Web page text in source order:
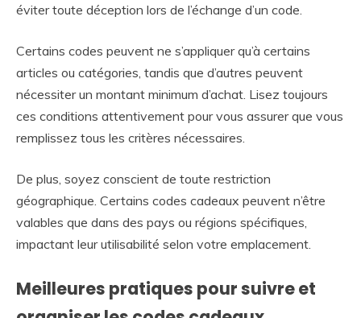
éviter toute déception lors de l’échange d’un code.
Certains codes peuvent ne s’appliquer qu’à certains
articles ou catégories, tandis que d’autres peuvent
nécessiter un montant minimum d’achat. Lisez toujours
ces conditions attentivement pour vous assurer que vous
remplissez tous les critères nécessaires.
De plus, soyez conscient de toute restriction
géographique. Certains codes cadeaux peuvent n’être
valables que dans des pays ou régions spécifiques,
impactant leur utilisabilité selon votre emplacement.
Meilleures pratiques pour suivre et